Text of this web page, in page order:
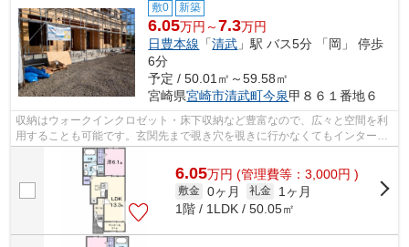
敷0 新築
6.05万円～7.3万円
日豊本線 「清武 」駅 バス5分 「岡」 停歩
6分
予定 / 50.01㎡～59.58㎡
宮崎県宮崎市清武町今泉甲８６１番地６
収納はウォークインクロゼット・床下収納など豊富なので、広々と空間を利
用することも可能です。玄関先まで覗き穴を覗きに行かなくてもインターホ
ン越しに誰が来たのかを確認できるの...
6.05万円 (管理費等：3,000円 )
敷金 0ヶ月 礼金
1ヶ月
1階 / 1LDK / 50.05㎡